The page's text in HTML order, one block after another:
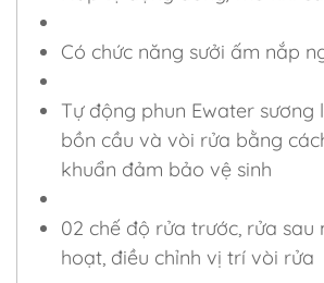
Có chức năng sưởi ấm nắp
Tự động phun Ewater sương
bồn cầu và vòi rửa bằng
khuẩn đảm bảo vệ sinh
02 chế độ rửa trước, rửa sau
hoạt, điều chỉnh vị trí vòi rửa